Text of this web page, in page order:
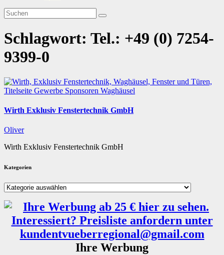
Schlagwort: Tel.: +49 (0) 7254-
9399-0
Titelseite Gewerbe Sponsoren Waghäusel
Wirth Exklusiv Fenstertechnik GmbH
Oliver
Wirth Exklusiv Fenstertechnik GmbH
Kategorien
Kategorien
Ihre Werbung